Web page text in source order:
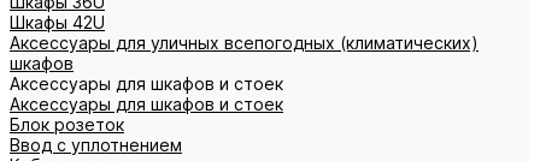
Шкафы 42U
Аксессуары для уличных всепогодных (климатических)
шкафов
Аксессуары для шкафов и стоек
Аксессуары для шкафов и стоек
Блок розеток
Ввод с уплотнением